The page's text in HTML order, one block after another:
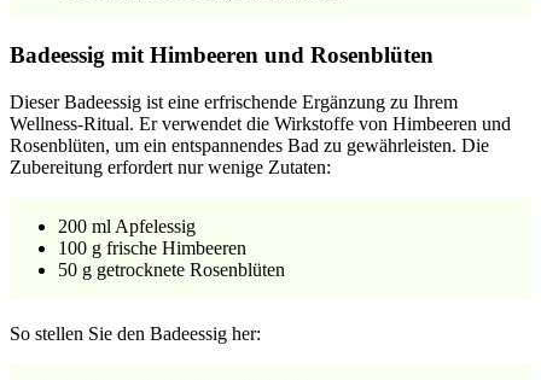
Badeessig mit Himbeeren und Rosenblüten
Dieser Badeessig ist eine erfrischende Ergänzung zu Ihrem
Wellness-Ritual. Er verwendet die Wirkstoffe von Himbeeren und
Rosenblüten, um ein entspannendes Bad zu gewährleisten. Die
Zubereitung erfordert nur wenige Zutaten:
200 ml Apfelessig
100 g frische Himbeeren
50 g getrocknete Rosenblüten
So stellen Sie den Badeessig her: